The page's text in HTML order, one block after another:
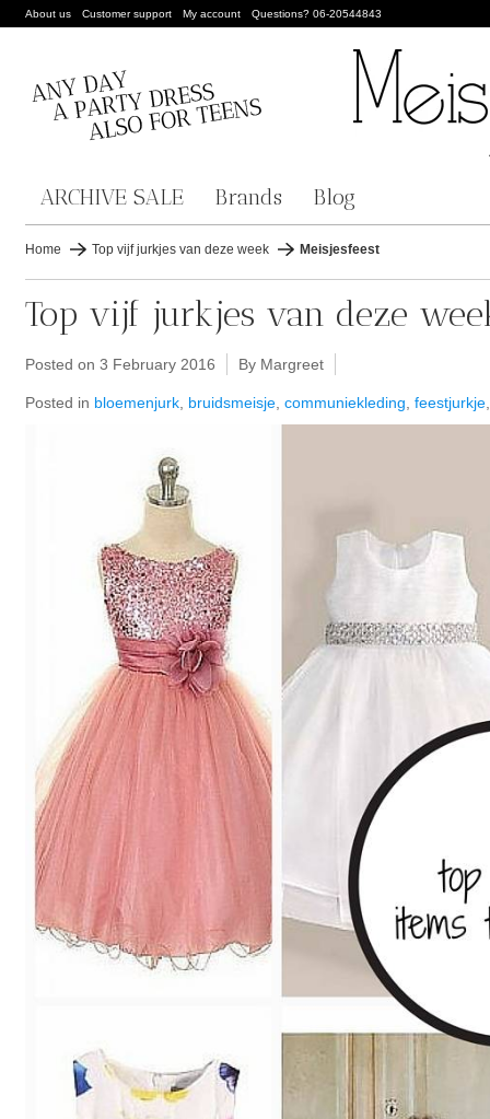
About us Customer support My account Questions? 06-20544843
ARCHIVE SALE Brands Blog
Home Top vijf jurkjes van deze week Meisjesfeest
Top vijf jurkjes van deze
Posted on 3 February 2016 By Margreet
Posted in bloemenjurk bruidsmeisje communiekleding feestjurkje